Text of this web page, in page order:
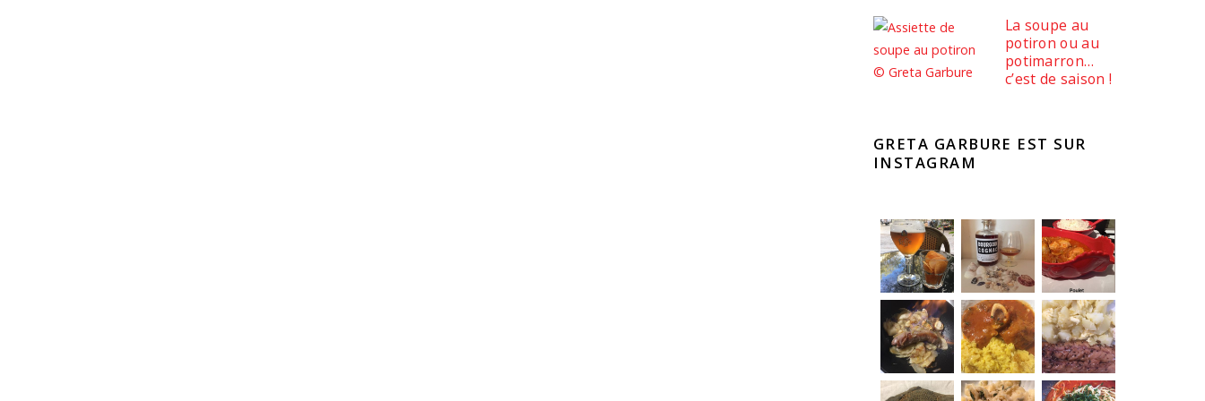
La soupe au
potiron ou au
potimarron…
c’est de saison !
GRETA GARBURE EST SUR
INSTAGRAM